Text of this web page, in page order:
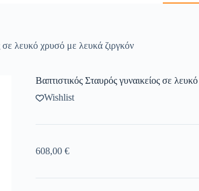
σε λευκό χρυσό με λευκά ζιργκόν
Βαπτιστικός Σταυρός γυναικείος σε
Wishlist
608,00 €